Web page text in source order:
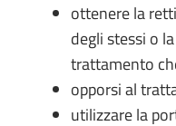
ottenere la
degli stessi o
trattamento
opporsi al
utilizzare la